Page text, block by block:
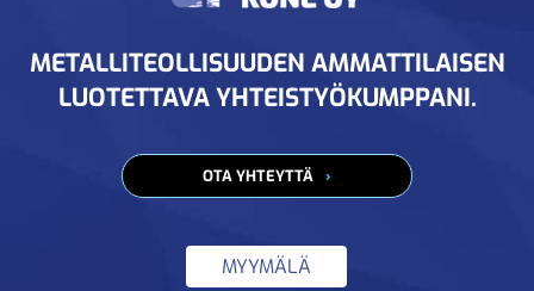
METALLITEOLLISUUDEN AMMATTILAISEN
LUOTETTAVA YHTEISTYÖKUMPPANI.
OTA YHTEYTTÄ
MYYMÄLÄ